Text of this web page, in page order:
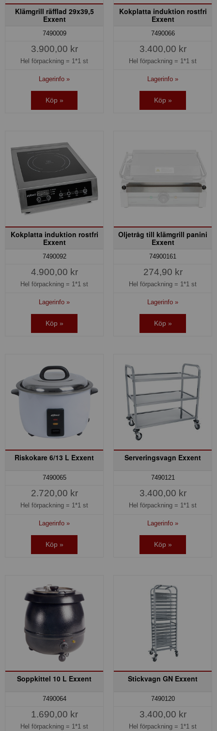
Klämgrill räfflad 29x39,5
Exxent
7490009
3.900,00 kr
Hel förpackning = 1*1 st
Lagerinfo »
Köp »
Kokplatta induktion rostfri
Exxent
7490066
3.400,00 kr
Hel förpackning = 1*1 st
Lagerinfo »
Köp »
Kokplatta induktion rostfri
Exxent
7490092
4.900,00 kr
Hel förpackning = 1*1 st
Lagerinfo »
Köp »
Oljetråg till klämgrill panini
Exxent
74900161
274,90 kr
Hel förpackning = 1*1 st
Lagerinfo »
Köp »
Riskokare 6/13 L Exxent
7490065
2.720,00 kr
Hel förpackning = 1*1 st
Lagerinfo »
Köp »
Serveringsvagn Exxent
7490121
3.400,00 kr
Hel förpackning = 1*1 st
Lagerinfo »
Köp »
Soppkittel 10 L Exxent
7490064
1.690,00 kr
Hel förpackning = 1*1 st
Stickvagn GN Exxent
7490120
3.400,00 kr
Hel förpackning = 1*1 st